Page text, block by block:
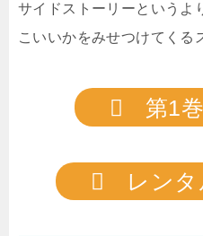
サイドストーリーというよ
こいいかをみせつけてくる
第1
レン